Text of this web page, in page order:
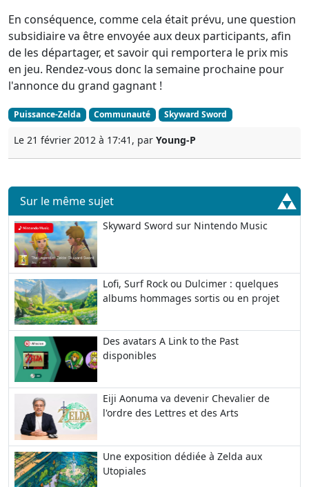
En conséquence, comme cela était prévu, une question
subsidiaire va être envoyée aux deux participants, afin
de les départager, et savoir qui remportera le prix mis
en jeu. Rendez-vous donc la semaine prochaine pour
l'annonce du grand gagnant !
Puissance-Zelda Communauté Skyward Sword
Le 21 février 2012 à 17:41, par Young-P
Sur le même sujet
Skyward Sword sur Nintendo Music
Lofi, Surf Rock ou Dulcimer : quelques
albums hommages sortis ou en projet
Des avatars A Link to the Past
disponibles
Eiji Aonuma va devenir Chevalier de
l'ordre des Lettres et des Arts
Une exposition dédiée à Zelda aux
Utopiales